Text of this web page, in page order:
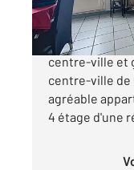
Appartement
centre-ville et
centre-ville de
agréable
4 étage d'une